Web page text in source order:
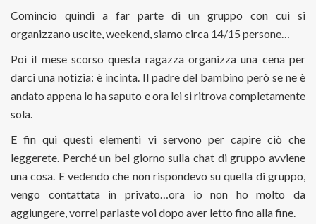
Comincio quindi a far parte di un gruppo con cui si
organizzano uscite, weekend, siamo circa 14/15 persone…
Poi il mese scorso questa ragazza organizza una cena per
darci una notizia: è incinta. Il padre del bambino però se ne è
andato appena lo ha saputo e ora lei si ritrova completamente
sola.
E fin qui questi elementi vi servono per capire ciò che
leggerete. Perché un bel giorno sulla chat di gruppo avviene
una cosa. E vedendo che non rispondevo su quella di gruppo,
vengo contattata in privato…ora io non ho molto da
aggiungere, vorrei parlaste voi dopo aver letto fino alla fine.